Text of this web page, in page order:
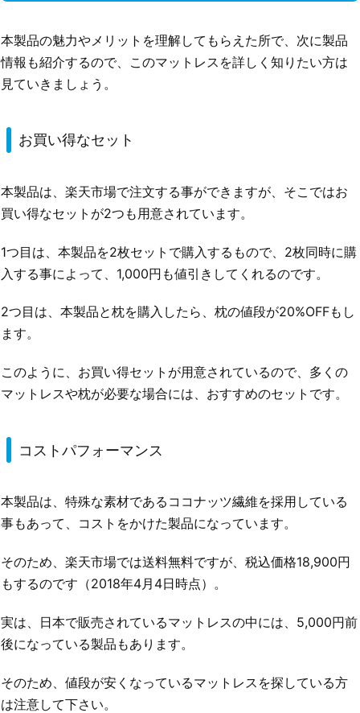
本製品の魅力やメリットを理解してもらえた所で、次に製品
情報も紹介するので、このマットレスを詳しく知りたい方は
見ていきましょう。
お買い得なセット
本製品は、楽天市場で注文する事ができますが、そこではお
買い得なセットが2つも用意されています。
1つ目は、本製品を2枚セットで購入するもので、2枚同時に購
入する事によって、1,000円も値引きしてくれるのです。
2つ目は、本製品と枕を購入したら、枕の値段が20%OFFもし
ます。
このように、お買い得セットが用意されているので、多くの
マットレスや枕が必要な場合には、おすすめのセットです。
コストパフォーマンス
本製品は、特殊な素材であるココナッツ繊維を採用している
事もあって、コストをかけた製品になっています。
そのため、楽天市場では送料無料ですが、税込価格18,900円
もするのです（2018年4月4日時点）。
実は、日本で販売されているマットレスの中には、5,000円前
後になっている製品もあります。
そのため、値段が安くなっているマットレスを探している方
は注意して下さい。